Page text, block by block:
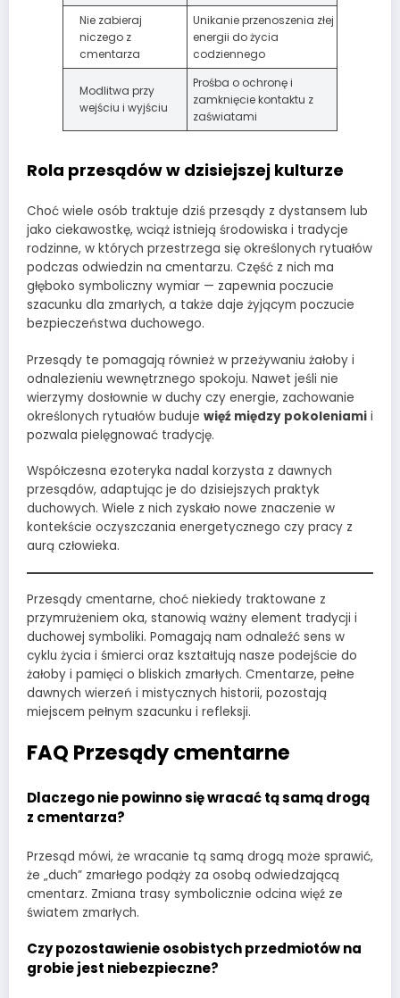
Nie zabieraj
niczego z
cmentarza
Unikanie przenoszenia złej
energii do życia
codziennego
Modlitwa przy
wejściu i wyjściu
Prośba o ochronę i
zamknięcie kontaktu z
zaświatami
Rola przesądów w dzisiejszej kulturze
Choć wiele osób traktuje dziś przesądy z dystansem lub
jako ciekawostkę, wciąż istnieją środowiska i tradycje
rodzinne, w których przestrzega się określonych rytuałów
podczas odwiedzin na cmentarzu. Część z nich ma
głęboko symboliczny wymiar — zapewnia poczucie
szacunku dla zmarłych, a także daje żyjącym poczucie
bezpieczeństwa duchowego.
Przesądy te pomagają również w przeżywaniu żałoby i
odnalezieniu wewnętrznego spokoju. Nawet jeśli nie
wierzymy dosłownie w duchy czy energie, zachowanie
określonych rytuałów buduje więź między pokoleniami i
pozwala pielęgnować tradycję.
Współczesna ezoteryka nadal korzysta z dawnych
przesądów, adaptując je do dzisiejszych praktyk
duchowych. Wiele z nich zyskało nowe znaczenie w
kontekście oczyszczania energetycznego czy pracy z
aurą człowieka.
Przesądy cmentarne, choć niekiedy traktowane z
przymrużeniem oka, stanowią ważny element tradycji i
duchowej symboliki. Pomagają nam odnaleźć sens w
cyklu życia i śmierci oraz kształtują nasze podejście do
żałoby i pamięci o bliskich zmarłych. Cmentarze, pełne
dawnych wierzeń i mistycznych historii, pozostają
miejscem pełnym szacunku i refleksji.
FAQ Przesądy cmentarne
Dlaczego nie powinno się wracać tą samą drogą
z cmentarza?
Przesąd mówi, że wracanie tą samą drogą może sprawić,
że „duch” zmarłego podąży za osobą odwiedzającą
cmentarz. Zmiana trasy symbolicznie odcina więź ze
światem zmarłych.
Czy pozostawienie osobistych przedmiotów na
grobie jest niebezpieczne?